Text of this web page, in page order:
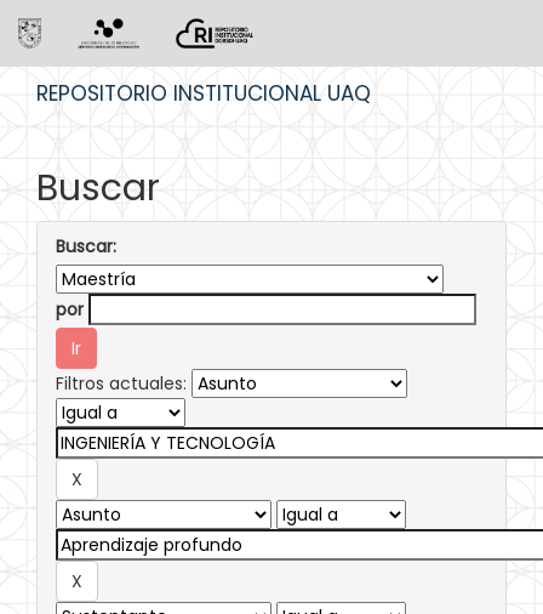
REPOSITORIO INSTITUCIONAL UAQ
Buscar
Buscar:
por
Filtros actuales: